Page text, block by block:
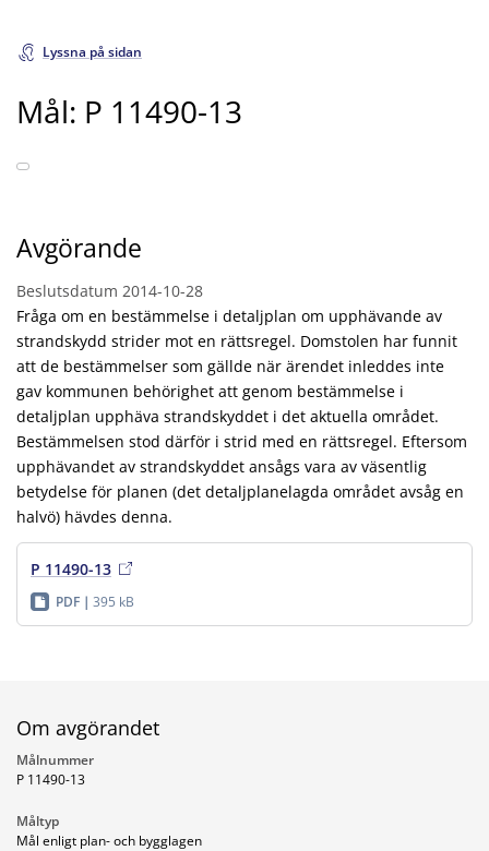
Lyssna på sidan
Mål: P 11490-13
Avgörande
Beslutsdatum 2014-10-28
Fråga om en bestämmelse i detaljplan om upphävande av
strandskydd strider mot en rättsregel. Domstolen har funnit
att de bestämmelser som gällde när ärendet inleddes inte
gav kommunen behörighet att genom bestämmelse i
detaljplan upphäva strandskyddet i det aktuella området.
Bestämmelsen stod därför i strid med en rättsregel. Eftersom
upphävandet av strandskyddet ansågs vara av väsentlig
betydelse för planen (det detaljplanelagda området avsåg en
halvö) hävdes denna.
P 11490-13
PDF 395 kB
Om avgörandet
Målnummer
P 11490-13
Måltyp
Mål enligt plan- och bygglagen